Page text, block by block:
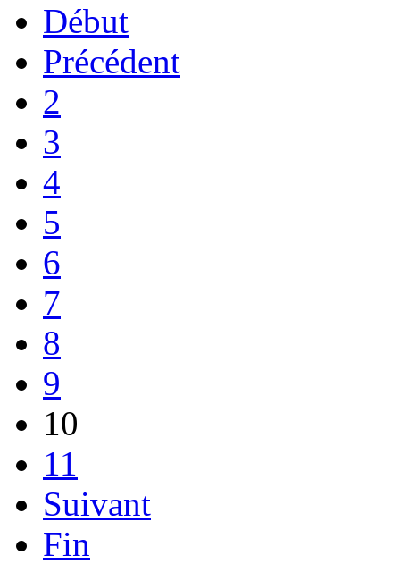
Début
Précédent
2
3
4
5
6
7
8
9
10
11
Suivant
Fin